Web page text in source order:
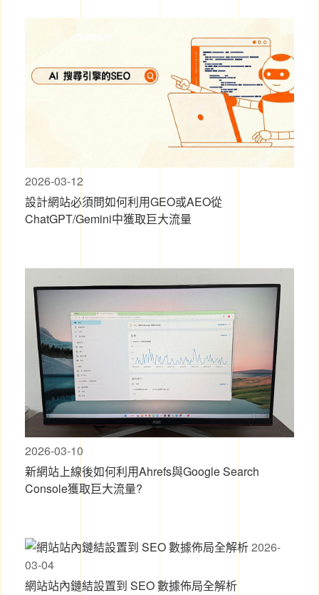
2026-03-12
設計網站必須問如何利用GEO或AEO從
ChatGPT/Gemini中獲取巨大流量
2026-03-10
新網站上線後如何利用Ahrefs與Google Search
Console獲取巨大流量?
2026-
03-04
網站站內鏈結設置到 SEO 數據佈局全解析